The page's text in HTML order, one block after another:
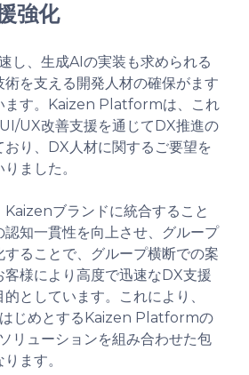
強化
し、生成AIの実装も求められる
を支える開発人材の確保がます
ます。Kaizen Platformは、これ
UX改善支援を通じてDX推進の
おり、DX人材に関するご要望を
ました。
Kaizenブランドに統合すること
認知一貫性を向上させ、グループ
ることで、グループ横断での案
客様により高度で迅速なDX支援
としています。これにより、
じめとするKaizen Platformの
リューションを組み合わせた包
ます。